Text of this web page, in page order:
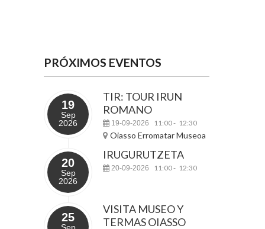
PRÓXIMOS EVENTOS
19
Sep
2026
TIR: TOUR IRUN
ROMANO
19-09-2026 11:00- 12:30
Oiasso Erromatar Museoa
20
Sep
2026
IRUGURUTZETA
20-09-2026 11:00- 12:30
25
VISITA MUSEO Y
TERMAS OIASSO